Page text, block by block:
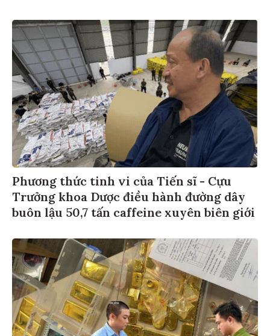
Phương thức tinh vi của Tiến sĩ - Cựu
Trưởng khoa Dược điều hành đường dây
buôn lậu 50,7 tấn caffeine xuyên biên giới